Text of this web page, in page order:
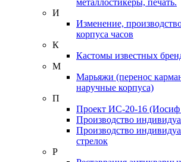
металлостикеры, печать.
И
Изменение,
корпуса часов
К
Кастомы известных
М
Марьяжи (перенос
наручные корпуса)
П
Проект ИС-20-16
Производство
Производство
стрелок
Р